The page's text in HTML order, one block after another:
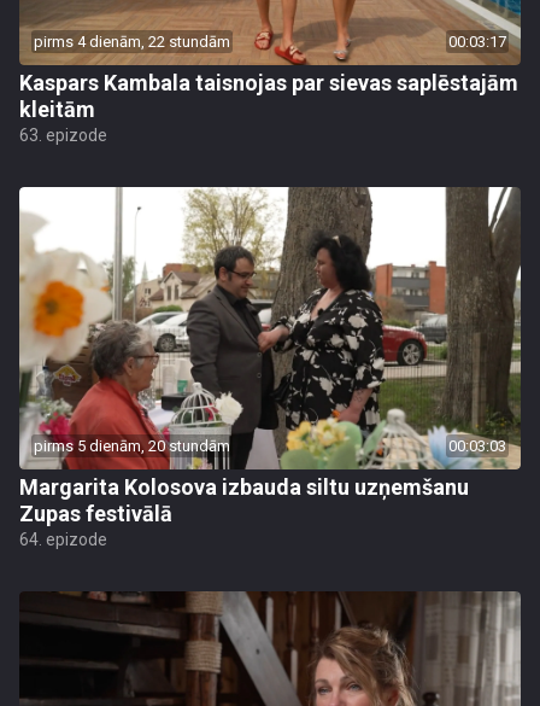
pirms 4 dienām, 22 stundām 00:03:17
Kaspars Kambala taisnojas par sievas saplēstajām
kleitām
63. epizode
pirms 5 dienām, 20 stundām 00:03:03
Margarita Kolosova izbauda siltu uzņemšanu
Zupas festivālā
64. epizode